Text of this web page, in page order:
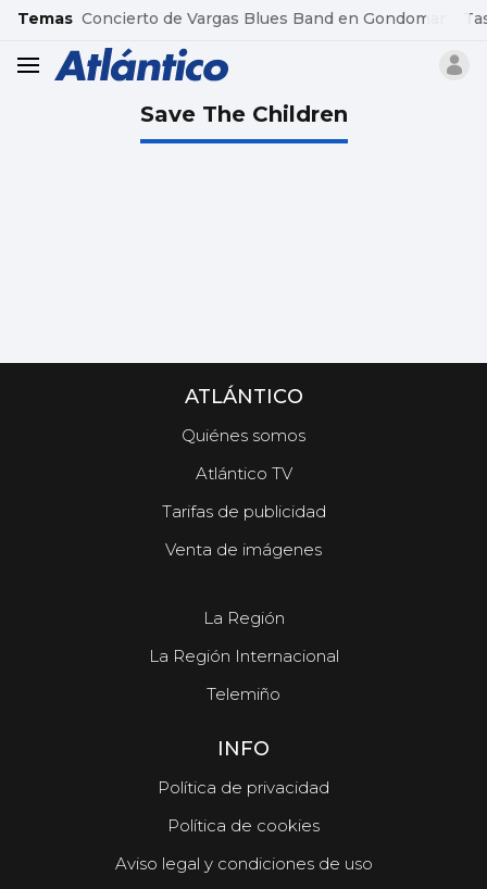
common.go-to-content
Temas Concierto de Vargas Blues Band en Gondomar
header.menu.open
Save The Children
ATLÁNTICO
Quiénes somos
Atlántico TV
Tarifas de publicidad
Venta de imágenes
La Región
La Región Internacional
Telemiño
INFO
Política de privacidad
Política de cookies
Aviso legal y condiciones de uso